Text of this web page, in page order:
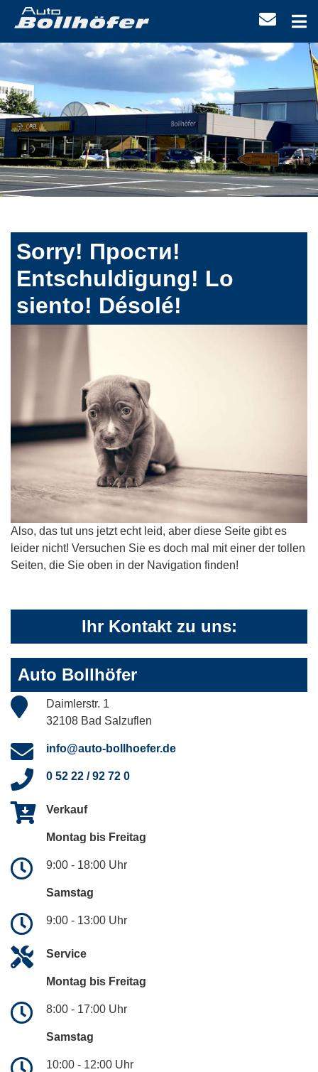
Sorry! Прости!
Entschuldigung! Lo
siento! Désolé!
Also, das tut uns jetzt echt leid, aber diese Seite gibt es
leider nicht! Versuchen Sie es doch mal mit einer der tollen
Seiten, die Sie oben in der Navigation finden!
Ihr Kontakt zu uns:
Auto Bollhöfer
Daimlerstr. 1
32108 Bad Salzuflen
info@auto-bollhoefer.de
0 52 22 / 92 72 0
Verkauf
Montag bis Freitag
9:00 - 18:00 Uhr
Samstag
9:00 - 13:00 Uhr
Service
Montag bis Freitag
8:00 - 17:00 Uhr
Samstag
10:00 - 12:00 Uhr